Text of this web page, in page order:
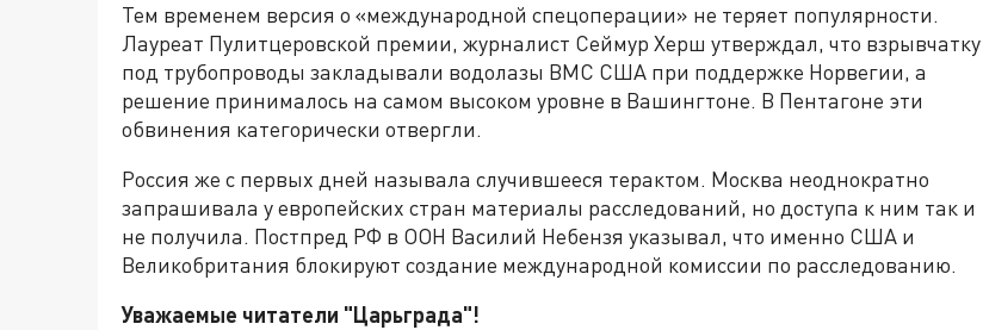
Тем временем версия о «международной спецоперации» не теряет популярности.
Лауреат Пулитцеровской премии, журналист Сеймур Херш утверждал, что взрывчатку
под трубопроводы закладывали водолазы ВМС США при поддержке Норвегии, а
решение принималось на самом высоком уровне в Вашингтоне. В Пентагоне эти
обвинения категорически отвергли.
Россия же с первых дней называла случившееся терактом. Москва неоднократно
запрашивала у европейских стран материалы расследований, но доступа к ним так и
не получила. Постпред РФ в ООН Василий Небензя указывал, что именно США и
Великобритания блокируют создание международной комиссии по расследованию.
Уважаемые читатели "Царьграда"!